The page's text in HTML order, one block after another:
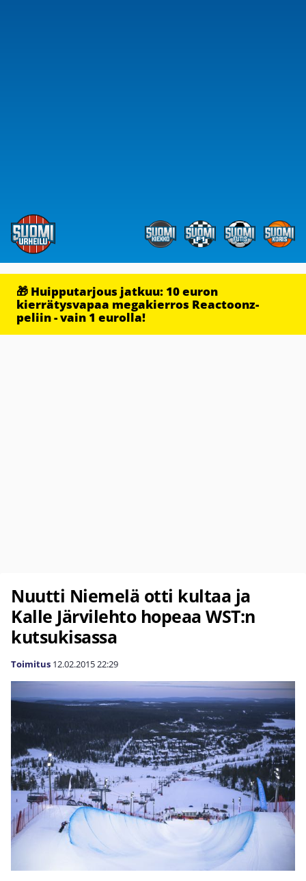
🎁 Huipputarjous jatkuu: 10 euron
kierrätysvapaa megakierros Reactoonz-
peliin - vain 1 eurolla!
Nuutti Niemelä otti kultaa ja
Kalle Järvilehto hopeaa WST:n
kutsukisassa
Toimitus 12.02.201522:29